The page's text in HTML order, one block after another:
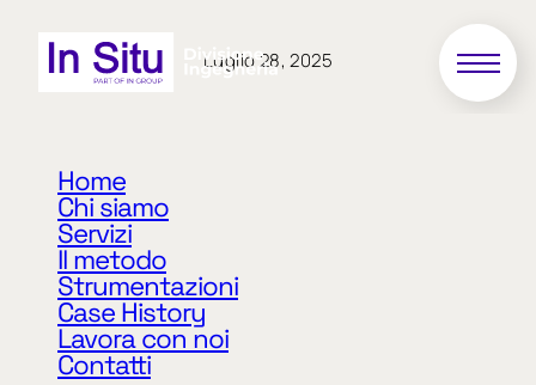
Home
Chi siamo
Servizi
Il metodo
Strumentazioni
Case History
Lavora con noi
Contatti
Luglio 28, 2025
Ispezione per la determinazione della Classe di
Attenzione di serbatoi pensili a servizio
dell’acquedotto. Comuni di: Alfianello, Bagnolo
Mella, Bedizzole, Castenedolo, Gottolengo,
Manerbio, Mazzano, Milzano, Montichiari,
Montirone, Orzinuovi, Pontevico, Pralboino,